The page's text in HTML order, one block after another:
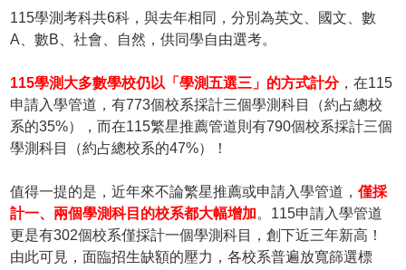
115學測考科共6科，與去年相同，分別為英文、國文、數
A、數B、社會、自然，供同學自由選考。
115學測大多數學校仍以「學測五選三」的方式計分，在115
申請入學管道，有773個校系採計三個學測科目（約占總校
系的35%），而在115繁星推薦管道則有790個校系採計三個
學測科目（約占總校系的47%）！
值得一提的是，近年來不論繁星推薦或申請入學管道，僅採
計一、兩個學測科目的校系都大幅增加。115申請入學管道
更是有302個校系僅採計一個學測科目，創下近三年新高！
由此可見，面臨招生缺額的壓力，各校系普遍放寬篩選標